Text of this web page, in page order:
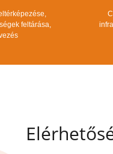
feltárása,